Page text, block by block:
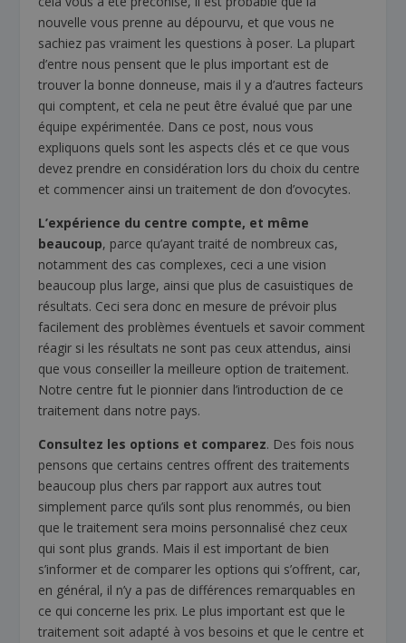
nouvelle vous prenne au dépourvu, et que vous ne
sachiez pas vraiment les questions à poser. La plupart
d’entre nous pensent que le plus important est de
trouver la bonne donneuse, mais il y a d’autres facteurs
qui comptent, et cela ne peut être évalué que par une
équipe expérimentée. Dans ce post, nous vous
expliquons quels sont les aspects clés et ce que vous
devez prendre en considération lors du choix du centre
et commencer ainsi un traitement de don d’ovocytes.
L’expérience du centre compte, et même
beaucoup, parce qu’ayant traité de nombreux cas,
notamment des cas complexes, ceci a une vision
beaucoup plus large, ainsi que plus de casuistiques de
résultats. Ceci sera donc en mesure de prévoir plus
facilement des problèmes éventuels et savoir comment
réagir si les résultats ne sont pas ceux attendus, ainsi
que vous conseiller la meilleure option de traitement.
Notre centre fut le pionnier dans l’introduction de ce
traitement dans notre pays.
Consultez les options et comparez. Des fois nous
pensons que certains centres offrent des traitements
beaucoup plus chers par rapport aux autres tout
simplement parce qu’ils sont plus renommés, ou bien
que le traitement sera moins personnalisé chez ceux
qui sont plus grands. Mais il est important de bien
s’informer et de comparer les options qui s’offrent, car,
en général, il n’y a pas de différences remarquables en
ce qui concerne les prix. Le plus important est que le
traitement soit adapté à vos besoins et que le centre et